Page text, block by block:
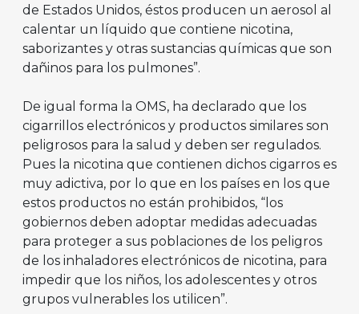
de Estados Unidos, éstos producen un aerosol al
calentar un líquido que contiene nicotina,
saborizantes y otras sustancias químicas que son
dañinos para los pulmones”.
De igual forma la OMS, ha declarado que los
cigarrillos electrónicos y productos similares son
peligrosos para la salud y deben ser regulados.
Pues la nicotina que contienen dichos cigarros es
muy adictiva, por lo que en los países en los que
estos productos no están prohibidos, “los
gobiernos deben adoptar medidas adecuadas
para proteger a sus poblaciones de los peligros
de los inhaladores electrónicos de nicotina, para
impedir que los niños, los adolescentes y otros
grupos vulnerables los utilicen”.